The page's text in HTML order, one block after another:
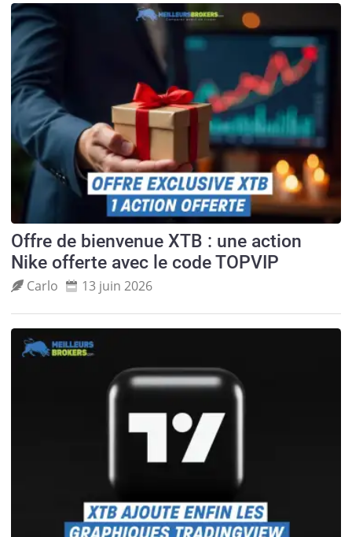
Offre de bienvenue XTB : une action
Nike offerte avec le code TOPVIP
Carlo 13 juin 2026